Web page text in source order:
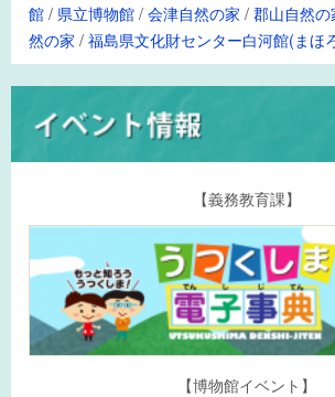
館/ 県立博物館/会津自然の家 /郡山自然の
然の家 /福島県文化財センター白河館(まほ
【義務教育課】
【博物館イベント】